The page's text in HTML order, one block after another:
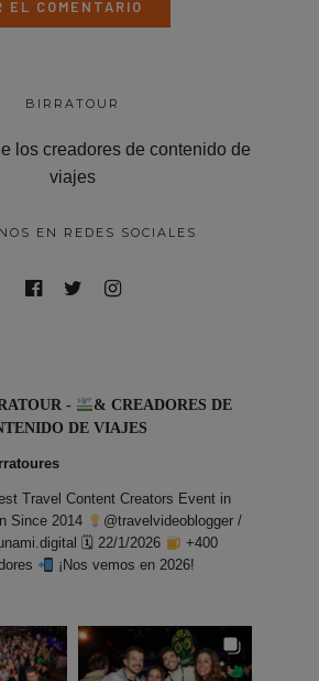
BIRRATOUR
los creadores de contenido de
viajes
EN REDES SOCIALES
-
& CREADORES DE
DE VIAJES
Travel Content Creators Event in
Since 2014
@travelvideoblogger /
🗓 22/1/2026
+400
¡Nos vemos en 2026!